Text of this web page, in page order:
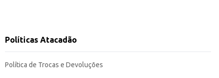
Políticas Atacadão
Política de Trocas e Devoluções